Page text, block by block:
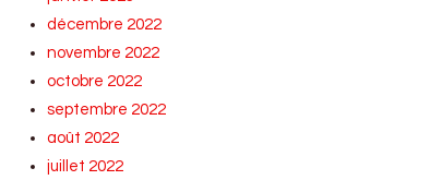
décembre 2022
novembre 2022
octobre 2022
septembre 2022
août 2022
juillet 2022